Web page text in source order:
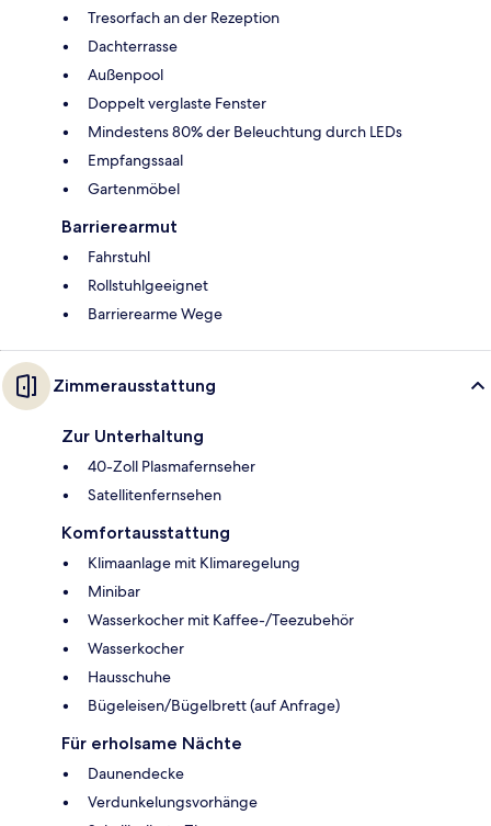
Tresorfach an der Rezeption
Dachterrasse
Außenpool
Doppelt verglaste Fenster
Mindestens 80% der Beleuchtung durch LEDs
Empfangssaal
Gartenmöbel
Barrierearmut
Fahrstuhl
Rollstuhlgeeignet
Barrierearme Wege
Zimmerausstattung
Zur Unterhaltung
40-Zoll Plasmafernseher
Satellitenfernsehen
Komfortausstattung
Klimaanlage mit Klimaregelung
Minibar
Wasserkocher mit Kaffee-/Teezubehör
Wasserkocher
Hausschuhe
Bügeleisen/Bügelbrett (auf Anfrage)
Für erholsame Nächte
Daunendecke
Verdunkelungsvorhänge